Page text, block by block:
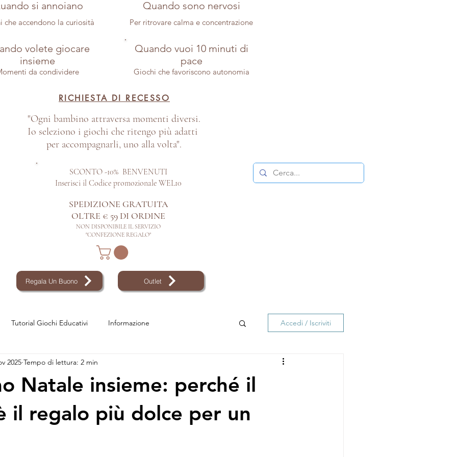
si annoiano
che accendono la curiosità
volete giocare
insieme
da condividere
Quando sono nervosi
Per ritrovare calma e concentrazione
Quando vuoi 10 minuti di
pace
Giochi che favoriscono autonomia
RICHIESTA DI RECESSO
"Ogni bambino attraversa momenti diversi.
Io seleziono i giochi che ritengo più adatti
per accompagnarli, uno alla volta".
SCONTO -10% BENVENUTI
Inserisci il Codice promozionale WEL10
SPEDIZIONE GRATUITA
OLTRE € 59 DI ORDINE​
NON DISPONIBILE IL SERVIZIO
"CONFEZIONE REGALO"
Regala Un Buono Outlet
Tutorial Giochi Educativi Informazione Accedi / Iscriviti
Natale insieme: perché il
il regalo più dolce per un
2025 Tempo di lettura: 2 min